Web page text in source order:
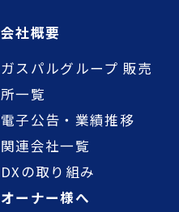
会社概要
ガスパルグループ 販売
所一覧
電子公告・業績推移
関連会社一覧
DXの取り組み
オーナー様へ